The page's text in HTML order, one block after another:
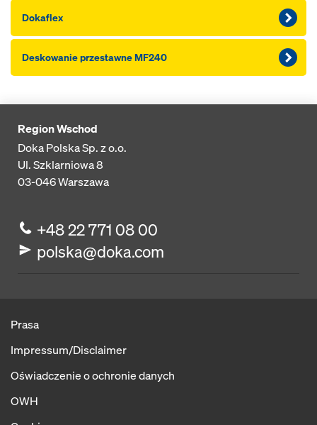
Dokaflex
Deskowanie przestawne MF240
Region Wschod
Doka Polska Sp. z o.o.
Ul. Szklarniowa 8
03-046Warszawa
+48 22 771 08 00
polska@doka.com
Prasa
Impressum/Disclaimer
Oświadczenie o ochronie danych
OWH